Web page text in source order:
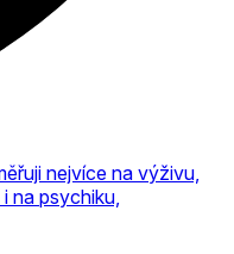
nejvíce na výživu,
na psychiku,